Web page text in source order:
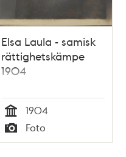
Elsa Laula - samisk
rättighetskämpe
1904
Tid
1904
Typ
Foto